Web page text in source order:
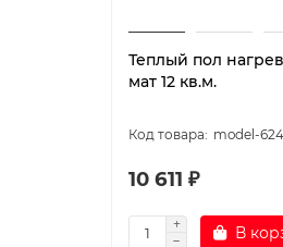
Теплый пол
мат 12 кв.м.
model-
10 611 ₽
В